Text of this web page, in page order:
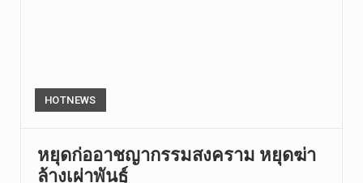
HOTNEWS
หยุดก่ออาชญากรรมสงคราม หยุดฆ่า
ล้างเผ่าพันธุ์